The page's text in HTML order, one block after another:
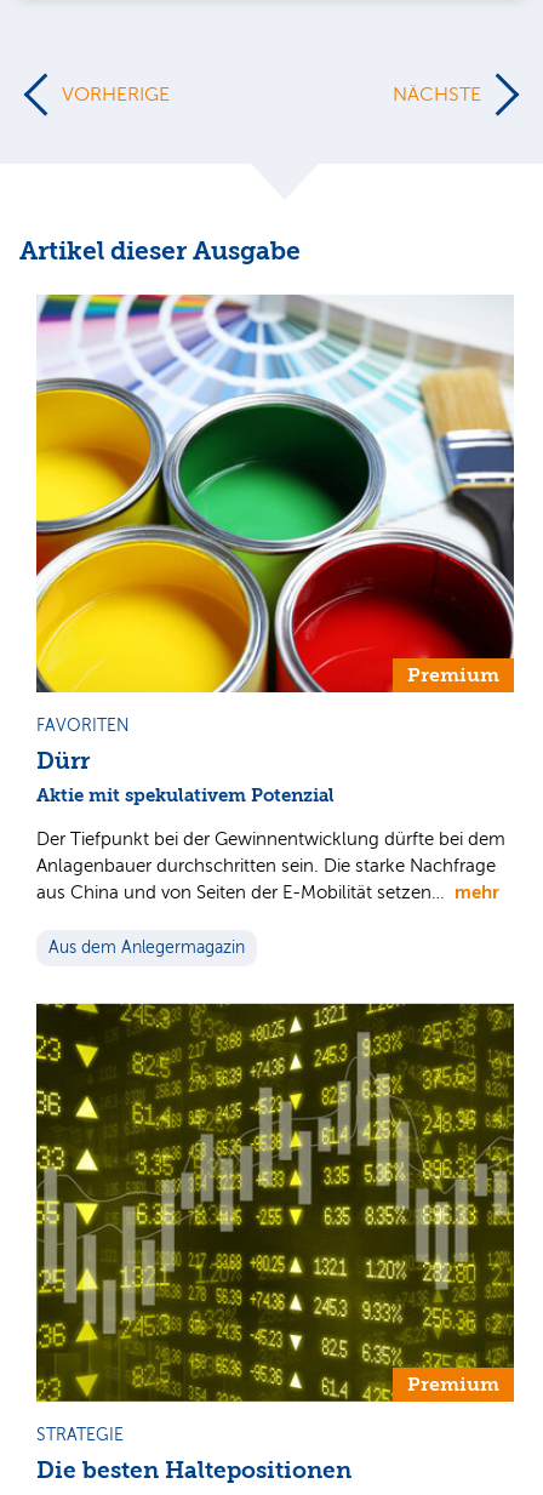
VORHERIGE NÄCHSTE
Artikel dieser Ausgabe
Premium
FAVORITEN
Dürr
Aktie mit spekulativem Potenzial
Der Tiefpunkt bei der Gewinnentwicklung dürfte bei dem
Anlagenbauer durchschritten sein. Die starke Nachfrage
aus China und von Seiten der E-Mobilität setzen… mehr
Aus dem Anlegermagazin
Premium
STRATEGIE
Die besten Haltepositionen